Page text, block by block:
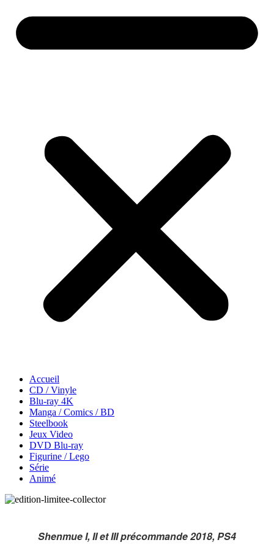
Accueil
CD / Vinyle
Blu-ray 4K
Manga / Comics / BD
Steelbook
Jeux Video
DVD Blu-ray
Figurine / Lego
Série
Animé
Shenmue I, II et III précommande 2018, PS4